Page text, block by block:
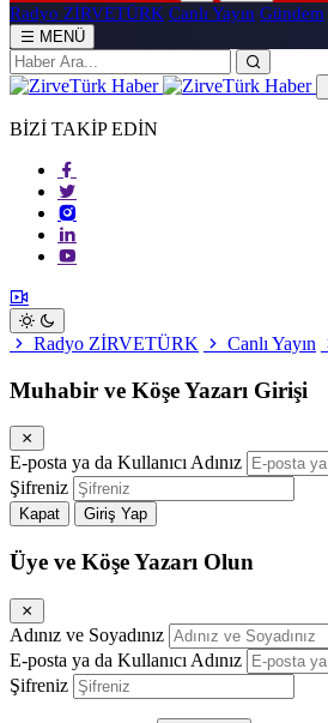
Radyo ZİRVETÜRK Canlı Yayın Gündem
MENÜ
BİZİ TAKİP EDİN
Radyo ZİRVETÜRK Canlı Yayın
Muhabir ve Köşe Yazarı Girişi
E-posta ya da Kullanıcı Adınız
Şifreniz
Kapat Giriş Yap
Üye ve Köşe Yazarı Olun
Adınız ve Soyadınız
E-posta ya da Kullanıcı Adınız
Şifreniz